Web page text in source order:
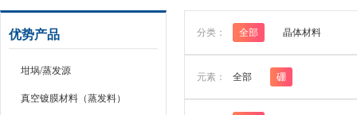
优势产品
坩埚/蒸发源
真空镀膜材料（蒸发料）
分类： 全部 晶体材料
元素： 全部 硼